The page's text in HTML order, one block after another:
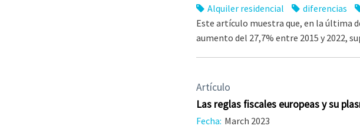
Alquiler residencial
diferencias
Este artículo muestra que, en la última
aumento del 27,7% entre 2015 y 2022,
Artículo
Las reglas fiscales europeas y su
Fecha: March 2023